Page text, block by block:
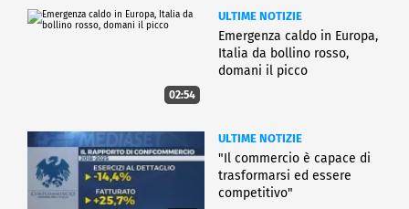
02:54
ULTIME NOTIZIE
Emergenza caldo in Europa,
Italia da bollino rosso,
domani il picco
ULTIME NOTIZIE
"Il commercio è capace di
trasformarsi ed essere
competitivo"